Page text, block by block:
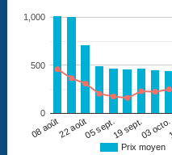
Prix moyen
08 août22 août05 sept.19 sept.03 octo.
0
500
1,000